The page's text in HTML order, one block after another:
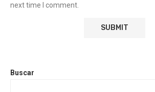
next time I comment.
Buscar